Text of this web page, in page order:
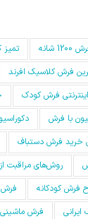
شانه
فرش کلاسیک افرند
فرش کودک
با فرش
خرید فرش دستباف
روش‌های مراقبت
فرش کودکانه
فرش
فرش ماشینی